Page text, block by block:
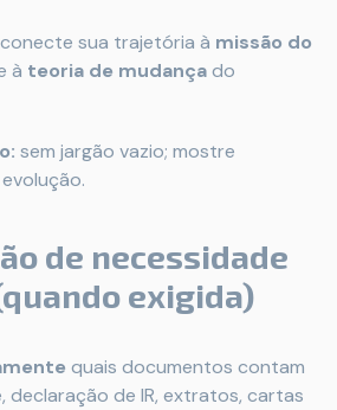
conecte sua trajetória à missão do
à teoria de mudançado
sem jargão vazio; mostre
de necessidade
exigida)
quais documentos contam
declaração de IR, extratos, cartas